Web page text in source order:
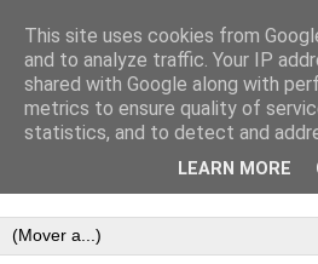
Semanario independiente de
This site uses cookies from
and to analyze traffic. Your IP
shared with Google along with
metrics to ensure quality of
statistics, and to detect and
LEARN MORE